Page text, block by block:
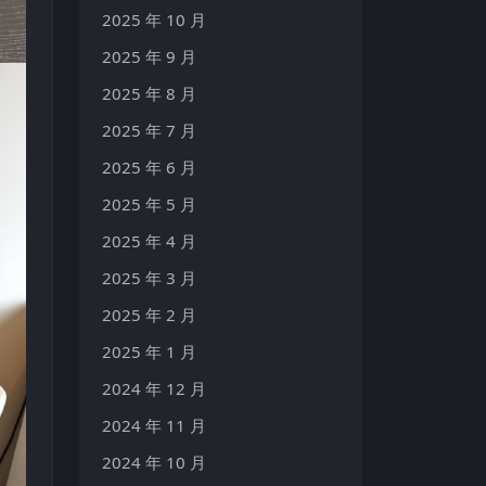
2025 年 10 月
2025 年 9 月
2025 年 8 月
2025 年 7 月
2025 年 6 月
2025 年 5 月
2025 年 4 月
2025 年 3 月
2025 年 2 月
2025 年 1 月
2024 年 12 月
2024 年 11 月
2024 年 10 月